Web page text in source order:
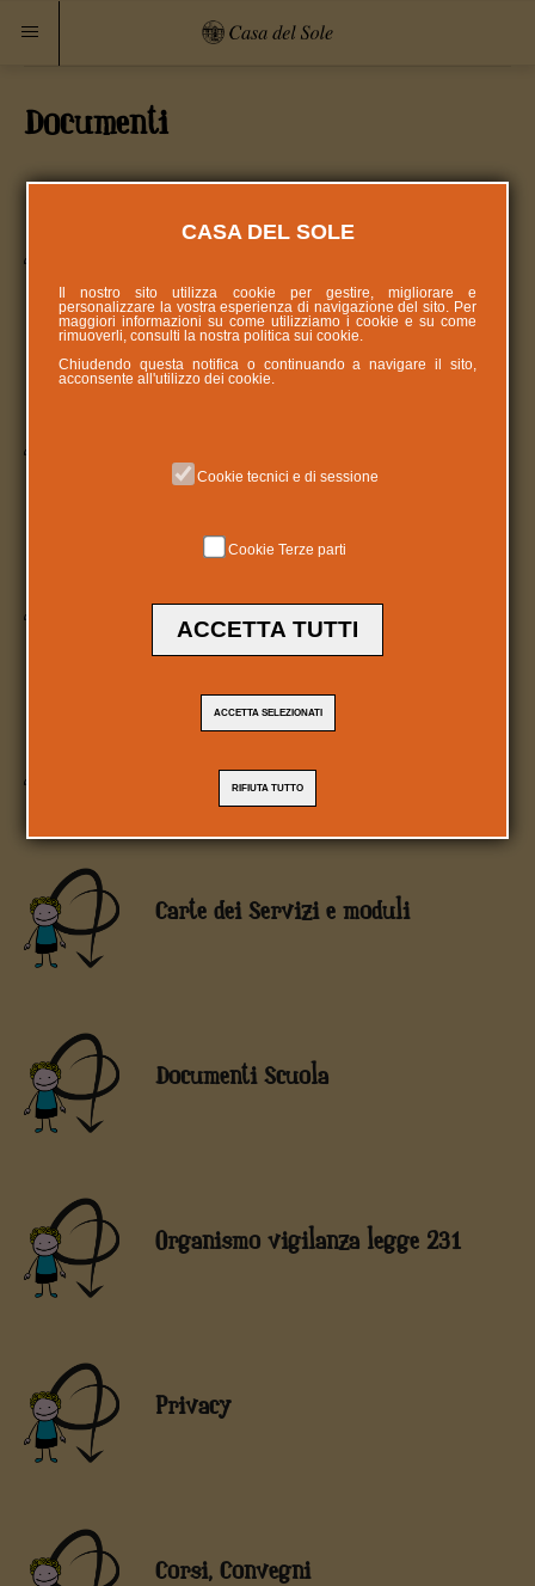
Documenti
Comunicazione, Cataloghi e
Carte dei Servizi e moduli
Documenti Scuola
Organismo vigilanza legge 231
Privacy
Corsi, Convegni
CASA DEL SOLE
Il nostro sito utilizza cookie per gestire, migliorare e
personalizzare la vostra esperienza di navigazione del sito. Per
maggiori informazioni su come utilizziamo i cookie e su come
rimuoverli, consulti la nostra politica suicookie.
Chiudendo questa notifica o continuando a navigare il sito,
acconsente all'utilizzo dei cookie.
Cookie tecnici e di sessione
Cookie Terze parti
ACCETTA TUTTI
ACCETTA SELEZIONATI
RIFIUTA TUTTO